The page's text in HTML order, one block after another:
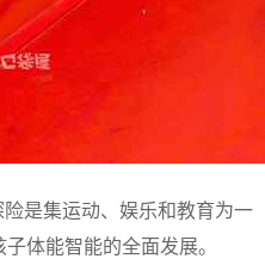
是集运动、娱乐和教育为一
体能智能的全面发展。